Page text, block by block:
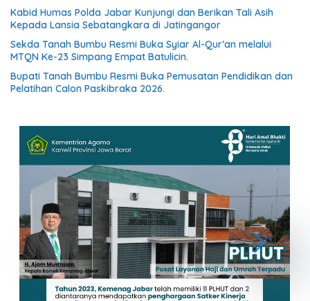
Kabid Humas Polda Jabar Kunjungi dan Berikan Tali Asih
Kepada Lansia Sebatangkara di Jatingangor
Sekda Tanah Bumbu Resmi Buka Syiar Al-Qur’an melalui
MTQN Ke-23 Simpang Empat Batulicin.
Bupati Tanah Bumbu Resmi Buka Pemusatan Pendidikan dan
Pelatihan Calon Paskibraka 2026.